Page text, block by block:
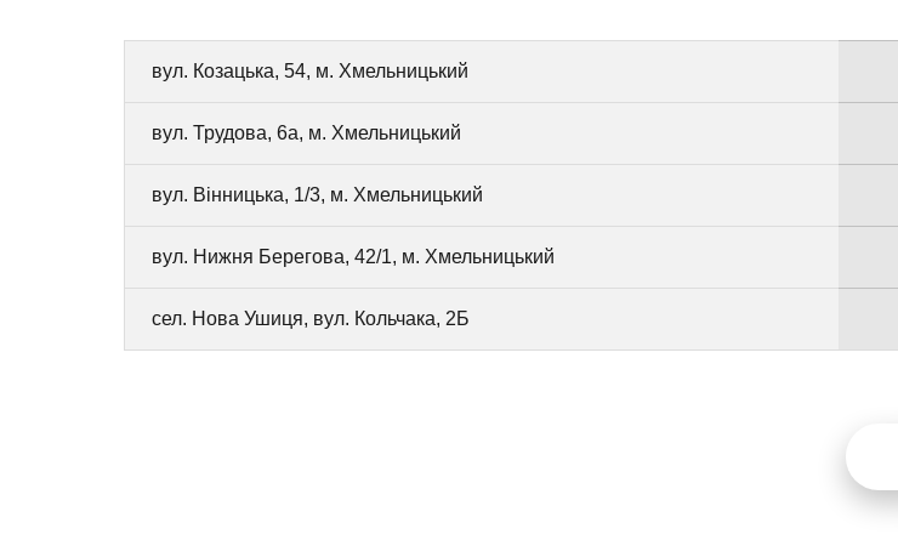
вул. Козацька, 54, м. Хмельницький
вул. Трудова, 6а, м. Хмельницький
вул. Вінницька, 1/3, м. Хмельницький
вул. Нижня Берегова, 42/1, м. Хмельницький
сел. Нова Ушиця, вул. Кольчака, 2Б